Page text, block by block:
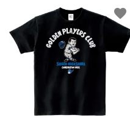
favorite